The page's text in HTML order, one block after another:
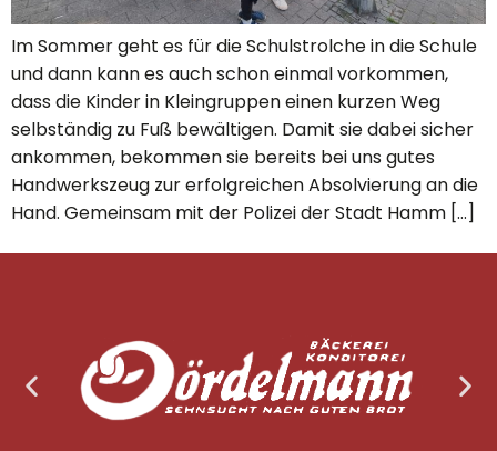
Im Sommer geht es für die Schulstrolche in die Schule
und dann kann es auch schon einmal vorkommen,
dass die Kinder in Kleingruppen einen kurzen Weg
selbständig zu Fuß bewältigen. Damit sie dabei sicher
ankommen, bekommen sie bereits bei uns gutes
Handwerkszeug zur erfolgreichen Absolvierung an die
Hand. Gemeinsam mit der Polizei der Stadt Hamm […]